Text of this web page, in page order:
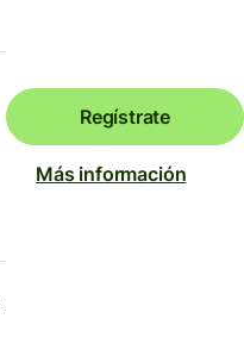
Regístrate
Más información